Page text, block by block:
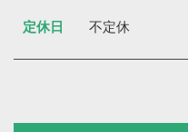
定休日 不定休